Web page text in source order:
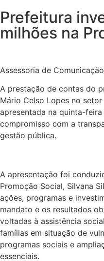
Prefeitura
milhões na
Assessoria de Comunicação
A prestação de contas do
Mário Celso Lopes no
apresentada na quinta-
compromisso com a
gestão pública.
A apresentação foi
Promoção Social, Silvana
ações, programas e
mandato e os resultados
voltadas à assistência
famílias em situação de
programas sociais e
essenciais.